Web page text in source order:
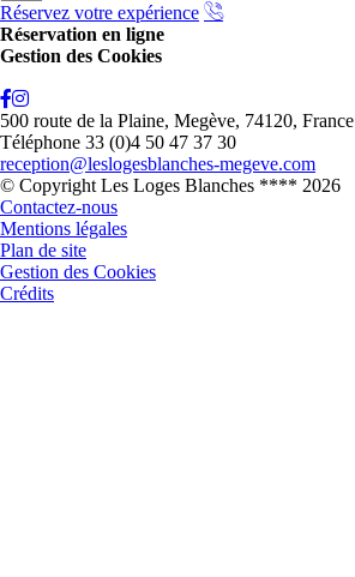
Réservez votre expérience
Réservation en ligne
Gestion des Cookies
500 route de la Plaine, Megève, 74120, France
Téléphone 33 (0)4 50 47 37 30
reception@leslogesblanches-megeve.com
© Copyright Les Loges Blanches **** 2026
Contactez-nous
Mentions légales
Plan de site
Gestion des Cookies
Crédits